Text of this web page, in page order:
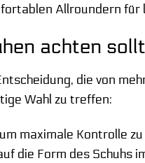
Allroundern für
achten
die von
Wahl zu treffen:
maximale Kontrolle
die Form des Schuhs